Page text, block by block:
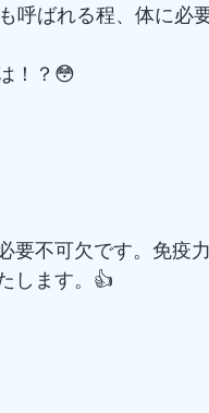
呼ばれる程、体に必
！？😳
要不可欠です。免疫
します。👍